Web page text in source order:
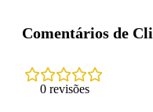
Comentários de
0 revisões